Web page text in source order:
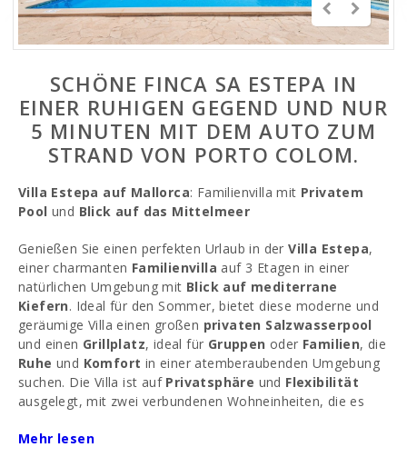
SCHÖNE FINCA SA ESTEPA IN
EINER RUHIGEN GEGEND UND NUR
5 MINUTEN MIT DEM AUTO ZUM
STRAND VON PORTO COLOM.
Villa Estepa auf Mallorca: Familienvilla mit Privatem
Pool und Blick auf das Mittelmeer
Genießen Sie einen perfekten Urlaub in derVilla Estepa,
einer charmanten Familienvilla auf 3 Etagen in einer
natürlichen Umgebung mit Blick auf mediterrane
Kiefern. Ideal für den Sommer, bietet diese moderne und
geräumige Villa einen großen privaten Salzwasserpool
und einen Grillplatz, ideal für Gruppen oder Familien, die
Ruhe und Komfort in einer atemberaubenden Umgebung
suchen. Die Villa ist auf Privatsphäre und Flexibilität
ausgelegt, mit zwei verbundenen Wohneinheiten, die es
gemeinsam Urlaub zu machen, ohne auf
Mehr lesen